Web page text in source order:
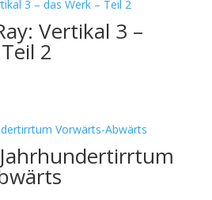
Vertikal 3 –
2